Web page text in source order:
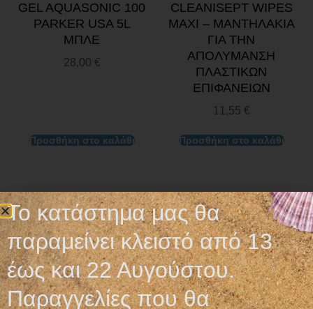
GEL AQUASONIC 100
PARKER USA 5L
ΜΠΛΕ
28,00 €
Προσθήκη στο καλάθι
CLEANISEPT WIPES
MAXI – ΜΑΝΤΗΛΑΚΙΑ
ΓΙΑ ΤΗΝ
ΑΠΟΛΥΜΑΝΣΗ
ΠΛΑΣΤΙΚΩΝ
ΕΠΙΦΑΝΕΙΩΝ
11,55 €
Προσθήκη στο καλάθι
Το κατάστημα μας θα
παραμείνει κλειστό από 13
έως και 22 Αυγούστου.
Παραγγελίες που θα